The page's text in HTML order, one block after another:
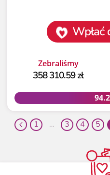
Wpłać
Zebraliśmy
358 310.59 zł
1 … 3 4 5